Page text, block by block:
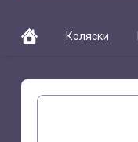
Коляски